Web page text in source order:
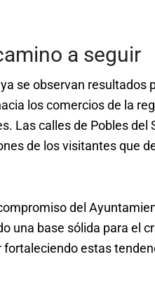
a seguir
se observan resultados
los comercios de la
Las calles de Pobles del
de los visitantes que
del
una base sólida para el
estas